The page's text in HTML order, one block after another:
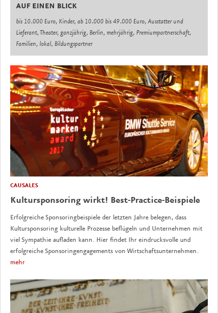
AUF EINEN BLICK
bis 10.000 Euro, Kinder, ab 10.000 bis 49.000 Euro, Ausstatter und
Lieferant, Theater, ganzjährig, Berlin, mehrjährig, Premiumpartnerschaft,
Familien, lokal, Bildungspartner
CAUSALES
Kultursponsoring wirkt! Best-Practice-Beispiele
Erfolgreiche Sponsoringbeispiele der letzten Jahre belegen, dass
Kultursponsoring kulturelle Prozesse beflügeln und Unternehmen mit
viel Sympathie aufladen kann. Hier findet Ihr eindrucksvolle und
erfolgreiche Sponsoringengagements von Wirtschaftsunternehmen.
mehr